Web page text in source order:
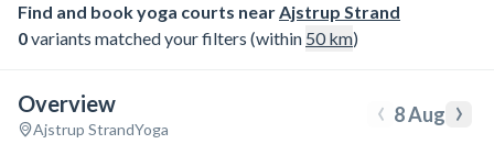
Find and book yoga courts nearAjstrup Strand
0variants matched your filters (within 50km)
Overview
Ajstrup StrandYoga ‹ 8 Aug ›